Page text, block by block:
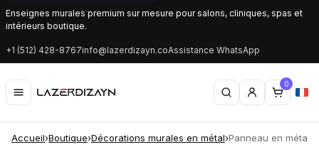
Enseignes murales premium sur mesure pour salons, cliniques, spas et
intérieurs boutique.
+1 (512) 428-8767info@lazerdizayn.coAssistance WhatsApp
0
Accueil›Boutique›Décorations murales en métal›Panneau en métal